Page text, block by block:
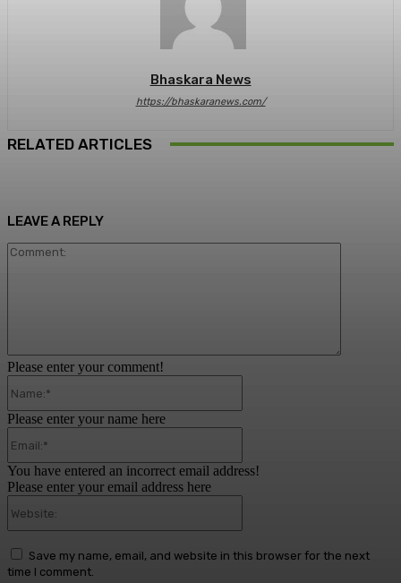
Bhaskara News
https://bhaskaranews.com/
RELATED ARTICLES
LEAVE A REPLY
Please enter your comment!
Please enter your name here
You have entered an incorrect email address!
Please enter your email address here
Save my name, email, and website in this browser for the next
time I comment.